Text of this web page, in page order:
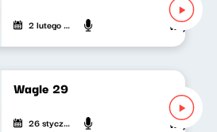
2 lutego 2021 Wojciech
Wagle 29
26 stycznia 2021 Wojciech